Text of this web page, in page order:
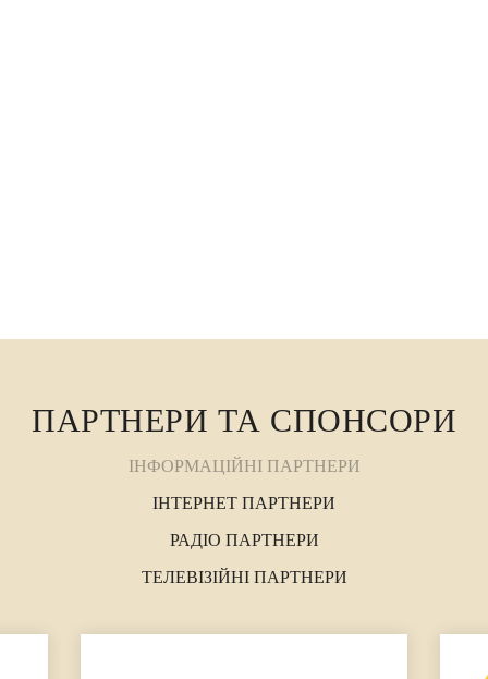
ПАРТНЕРИ ТА СПОНСОРИ
ІНФОРМАЦІЙНІ ПАРТНЕРИ
ІНТЕРНЕТ ПАРТНЕРИ
РАДІО ПАРТНЕРИ
ТЕЛЕВІЗІЙНІ ПАРТНЕРИ